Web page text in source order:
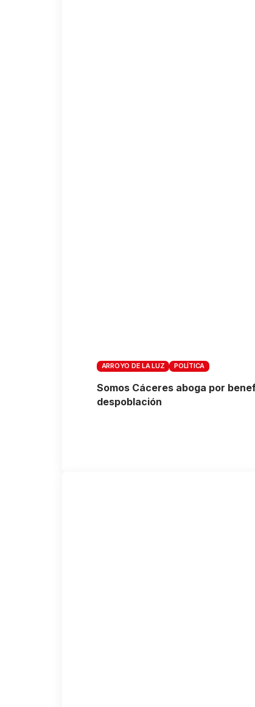
ARROYO DE LA LUZ POLÍTICA
Somos Cáceres aboga por
despoblación